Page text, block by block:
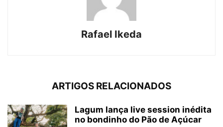
Rafael Ikeda
ARTIGOS RELACIONADOS
Lagum lança live session inédita
no bondinho do Pão de Açúcar